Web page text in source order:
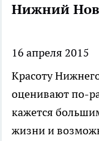
Нижний
16 апреля 2015
Красоту
оценивают по-
кажется
жизни и